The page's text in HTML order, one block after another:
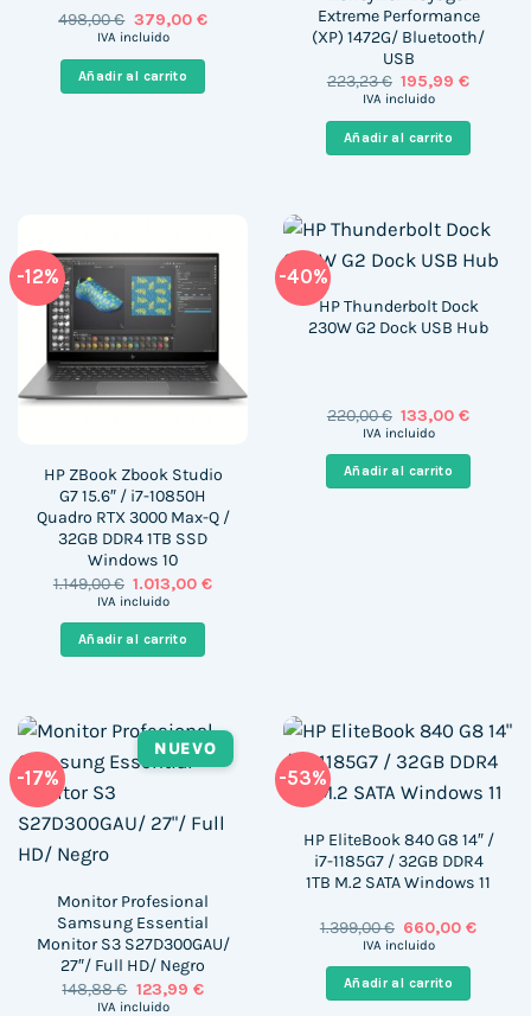
498,00€ El
precio
era:
498,00 €.
379,00 €El
IVA incluido
Añadir al carrito
Extreme Performance
(XP) 1472G/ Bluetooth/
USB
223,23€ El
precio
era:
223,23 €.
195,99€El
es:
IVA incluido
Añadir al carrito
-12%
HP ZBook Zbook Studio
G7 15.6″ / i7-10850H
Quadro RTX 3000 Max-Q /
32GB DDR4 1TB SSD
Windows 10
1.149,00€ El
precio
era:
1.149,00 €.
1.013,00€El
IVA incluido
Añadir al carrito
-40%
HP Thunderbolt Dock
230W G2 Dock USB Hub
220,00€ El
precio
era:
220,00 €.
133,00€El
es:
133,00
IVA incluido
Añadir al carrito
-17%
NUEVO
Monitor Profesional
Samsung Essential
Monitor S3 S27D300GAU/
27″/ Full HD/ Negro
148,88€ El
precio
123,99 €El
IVA incluido
-53%
HP EliteBook 840 G8 14″ /
i7-1185G7 / 32GB DDR4
1TB M.2 SATA Windows 11
1.399,00€ El
precio
era:
1.399,00 €.
660,00€El
IVA incluido
Añadir al carrito